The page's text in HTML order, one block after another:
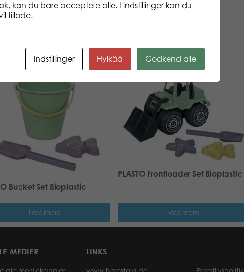
Bucket Set Bioplastic
Læs mere
PLASTO Frontloader Set Bioplastic
Læs mere
MEDIER
mediekanaler
LINKS
www.herostoys.de Privatlivspolitik
kan du bare acceptere alle. I indstillinger kan du
tillade.
Indstillinger Hylkää Godkend alle